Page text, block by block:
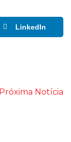
LinkedIn
Próxima Notícia